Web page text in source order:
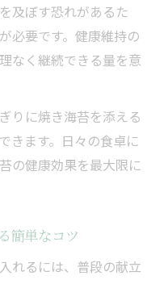
及ぼす恐れがあるた
必要です。健康維持の
なく継続できる量を意
りに焼き海苔を添える
きます。日々の食卓に
の健康効果を最大限に
簡単なコツ
れるには、普段の献立